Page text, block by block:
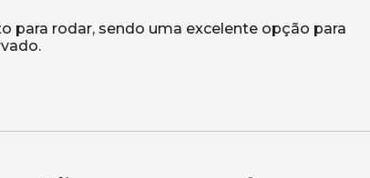
rodar, sendo uma excelente opção para